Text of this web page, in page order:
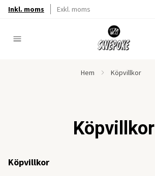
Inkl. moms Exkl. moms
Hem Köpvillkor
Köpvillkor
Köpvillkor